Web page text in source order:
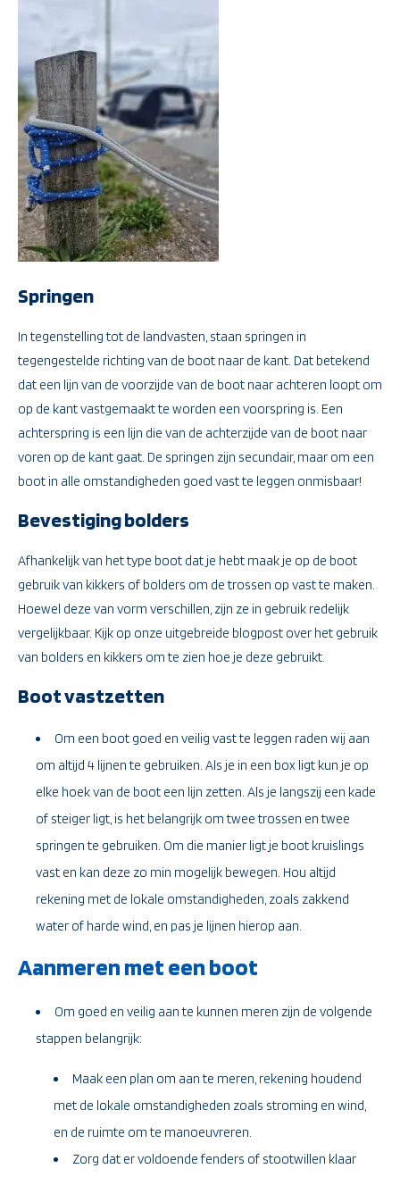
Springen
In tegenstelling tot de landvasten, staan springen in
tegengestelde richting van de boot naar de kant. Dat betekend
dat een lijn van de voorzijde van de boot naar achteren loopt om
op de kant vastgemaakt te worden een voorspring is. Een
achterspring is een lijn die van de achterzijde van de boot naar
voren op de kant gaat. De springen zijn secundair, maar om een
boot in alle omstandigheden goed vast te leggen onmisbaar!
Bevestiging bolders
Afhankelijk van het type boot dat je hebt maak je op de boot
gebruik van kikkers of bolders om de trossen op vast te maken.
Hoewel deze van vorm verschillen, zijn ze in gebruik redelijk
vergelijkbaar. Kijk op onze uitgebreide blogpost over het gebruik
van bolders en kikkers om te zien hoe je deze gebruikt.
Boot vastzetten
Om een boot goed en veilig vast te leggen raden wij aan
om altijd 4 lijnen te gebruiken. Als je in een box ligt kun je op
elke hoek van de boot een lijn zetten. Als je langszij een kade
of steiger ligt, is het belangrijk om twee trossen en twee
springen te gebruiken. Om die manier ligt je boot kruislings
vast en kan deze zo min mogelijk bewegen. Hou altijd
rekening met de lokale omstandigheden, zoals zakkend
water of harde wind, en pas je lijnen hierop aan.
Aanmeren met een boot
Om goed en veilig aan te kunnen meren zijn de volgende
stappen belangrijk:
Maak een plan om aan te meren, rekening houdend
met de lokale omstandigheden zoals stroming en wind,
en de ruimte om te manoeuvreren.
Zorg dat er voldoende fenders of stootwillen klaar